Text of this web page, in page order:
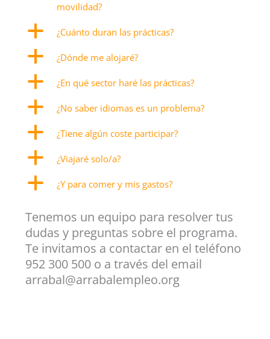
movilidad?
a ¿Cuánto duran las prácticas?
a ¿Dónde me alojaré?
a ¿En qué sector haré las prácticas?
a ¿No saber idiomas es un problema?
a ¿Tiene algún coste participar?
a ¿Viajaré solo/a?
a ¿Y para comer y mis gastos?
Tenemos un equipo para resolver tus
dudas y preguntas sobre el programa.
Te invitamos a contactar en el teléfono
952 300 500 o a través del email
arrabal@arrabalempleo.org